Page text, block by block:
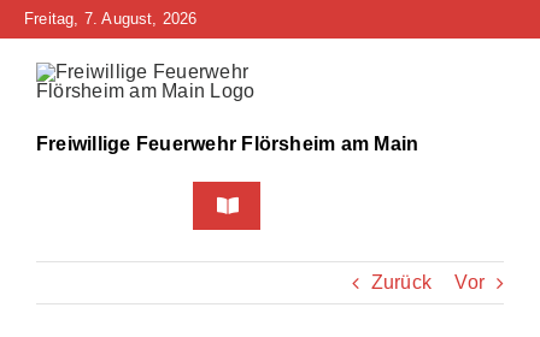
Zum
springen
Freitag, 7. August, 2026
Freiwillige Feuerwehr Flörsheim am Main
Toggle
Navigation
Home
Zurück Vor